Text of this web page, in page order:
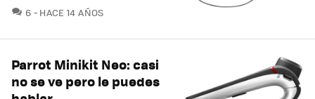
6 COMENTARIOS
HACE 14 AÑOS
Parrot Minikit Neo: casi
no se ve pero le puedes